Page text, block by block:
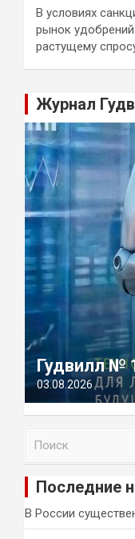
В условиях
рынок
растущему
Журнал
Гудвилл №
03.08.2026
и
Последние
В России